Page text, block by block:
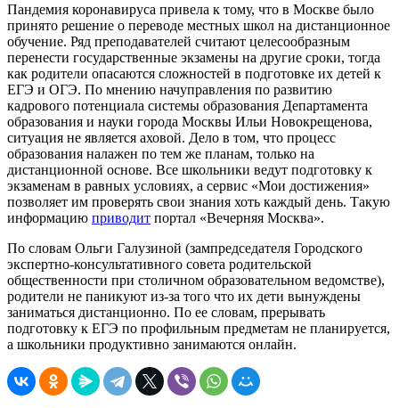
Пандемия коронавируса привела к тому, что в Москве было
принято решение о переводе местных школ на дистанционное
обучение. Ряд преподавателей считают целесообразным
перенести государственные экзамены на другие сроки, тогда
как родители опасаются сложностей в подготовке их детей к
ЕГЭ и ОГЭ. По мнению начуправления по развитию
кадрового потенциала системы образования Департамента
образования и науки города Москвы Ильи Новокрещенова,
ситуация не является аховой. Дело в том, что процесс
образования налажен по тем же планам, только на
дистанционной основе. Все школьники ведут подготовку к
экзаменам в равных условиях, а сервис «Мои достижения»
позволяет им проверять свои знания хоть каждый день. Такую
информацию приводит портал «Вечерняя Москва».
По словам Ольги Галузиной (зампредседателя Городского
экспертно-консультативного совета родительской
общественности при столичном образовательном ведомстве),
родители не паникуют из-за того что их дети вынуждены
заниматься дистанционно. По ее словам, прерывать
подготовку к ЕГЭ по профильным предметам не планируется,
а школьники продуктивно занимаются онлайн.